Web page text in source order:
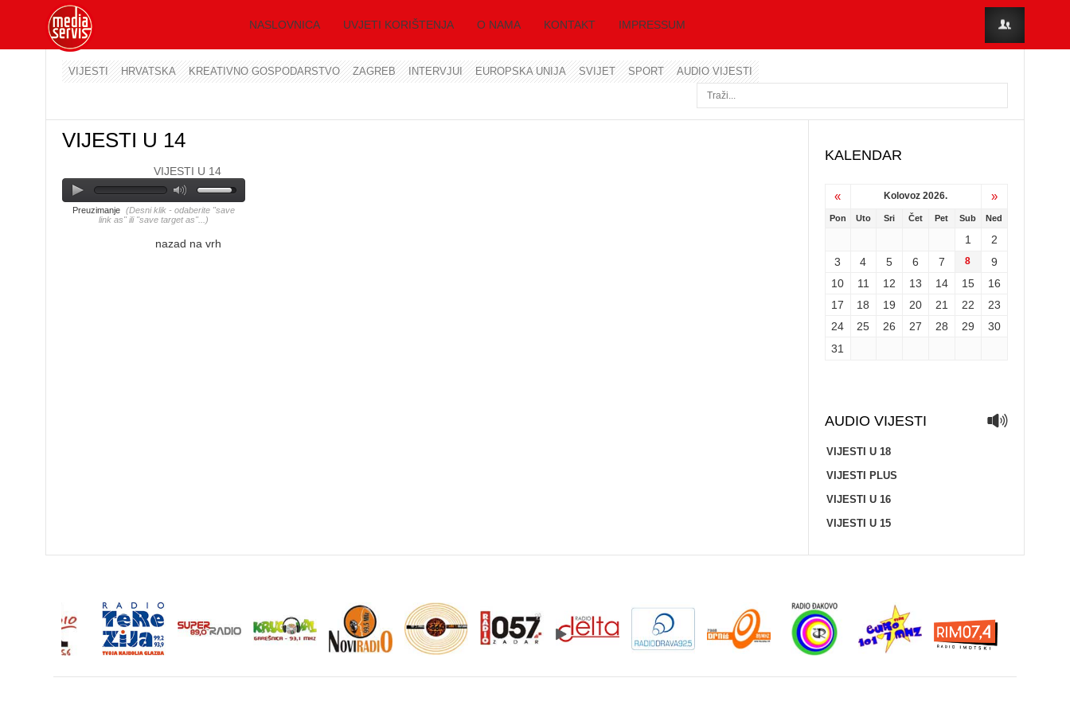
NASLOVNICA UVJETI KORIŠTENJA O NAMA KONTAKT IMPRESSUM
VIJESTI HRVATSKA KREATIVNO GOSPODARSTVO ZAGREB INTERVJUI EUROPSKA UNIJA SVIJET SPORT AUDIO VIJESTI
VIJESTI U 14
VIJESTI U 14
Preuzimanje (Desni klik - odaberite "save
link as" ili "save target as"...)
nazad na vrh
KALENDAR
« Kolovoz 2026. »
Pon Uto Sri Čet Pet Sub Ned
1
2
3
4 5 6 7 8
9
10
11 12 13 14 15
16
17
18 19 20 21 22
23
24
25 26 27 28 29
30
31
AUDIO VIJESTI
VIJESTI U 18
VIJESTI PLUS
VIJESTI U 16
VIJESTI U 15